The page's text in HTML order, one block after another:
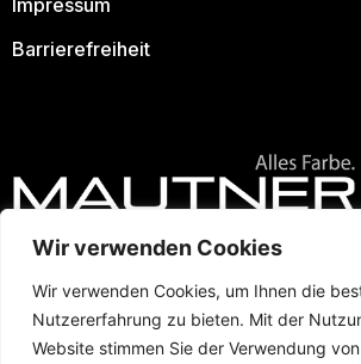
Wir verwenden Cookies
Wir verwenden Cookies, um Ihnen die
Nutzererfahrung zu bieten. Mit der
Website stimmen Sie der Verwendung
Barrierefreiheit